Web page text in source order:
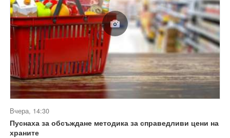
Вчера, 14:30
Пуснаха за обсъждане методика за справедливи цени на
храните